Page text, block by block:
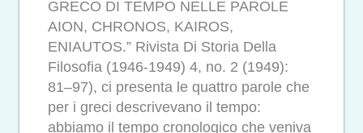
GRECO DI TEMPO NELLE PAROLE
AION, CHRONOS, KAIROS,
ENIAUTOS.” Rivista Di Storia Della
Filosofia (1946-1949) 4, no. 2 (1949):
81–97), ci presenta le quattro parole che
per i greci descrivevano il tempo:
abbiamo il tempo cronologico che veniva